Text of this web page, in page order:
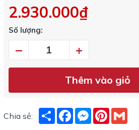
2.930.000₫
Số lượng:
– +
Thêm vào giỏ
Chia sẻ: ShareFacebookMessenger
Pinterest